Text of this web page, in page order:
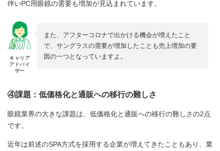
伴いPC用眼鏡の需要も増加が見込まれています。
キャリア
アドバイ
ザー
また、アフターコロナで出かける機会が増えたこと
で、サングラスの需要が増加したことも売上増加の要
因の一つとなっていますよ。
④課題：低価格化と通販への移行の難しさ
眼鏡業界の大きな課題は、低価格化と通販への移行の難しさの2点
です。
近年は前述のSPA方式を採用する企業が増えてきたこともあり、業